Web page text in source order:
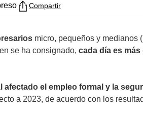
Compartir
micro, pequeños y medianos
se ha consignado, cada día es
el empleo formal y la
a 2023, de acuerdo con los